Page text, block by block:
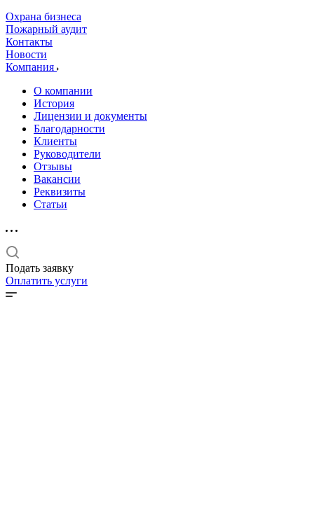
Охрана бизнеса
Пожарный аудит
Контакты
Новости
Компания
О компании
История
Лицензии и документы
Благодарности
Клиенты
Руководители
Отзывы
Вакансии
Реквизиты
Статьи
Подать заявку
Оплатить услуги